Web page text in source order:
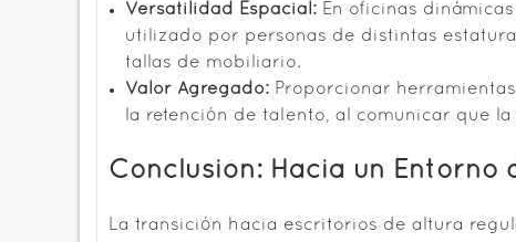
Versatilidad Espacial: En oficinas
utilizado por personas de distintas
tallas de mobiliario.
Valor Agregado: Proporcionar
la retención de talento, al comunicar que
Conclusión: Hacia un Entorno
La transición hacia escritorios de altura